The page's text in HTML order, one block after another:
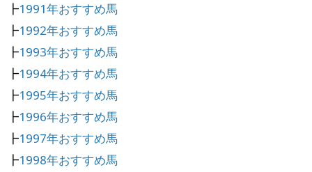
┣1991年おすすめ馬
┣1992年おすすめ馬
┣1993年おすすめ馬
┣1994年おすすめ馬
┣1995年おすすめ馬
┣1996年おすすめ馬
┣1997年おすすめ馬
┣1998年おすすめ馬